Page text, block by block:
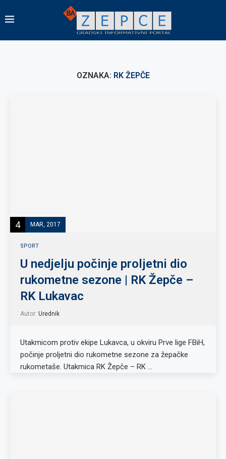
OZNAKA: RK ŽEPČE
4 MAR, 2017
SPORT
U nedjelju počinje proljetni dio
rukometne sezone | RK Žepče –
RK Lukavac
Autor: Urednik
Utakmicom protiv ekipe Lukavca, u okviru Prve lige FBiH,
počinje proljetni dio rukometne sezone za žepačke
rukometaše. Utakmica RK Žepče – RK …